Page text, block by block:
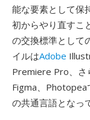
能な要素として保
初からやり直すこ
の交換標準として
イルはAdobe
Premiere Pro、さ
Figma、Photopea
の共通言語となっ